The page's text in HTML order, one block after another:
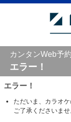
カンタンWeb予
エラー！
エラー！
ただいま、カラオ
ご了承くださいませ